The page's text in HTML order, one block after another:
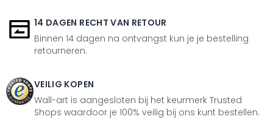
14 DAGEN RECHT VAN RETOUR
Binnen 14 dagen na ontvangst kun je je bestelling
retourneren.
VEILIG KOPEN
Wall-art is aangesloten bij het keurmerk Trusted
Shops waardoor je 100% veilig bij ons kunt bestellen.